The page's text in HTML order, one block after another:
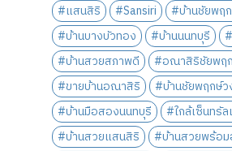
#แสนสิริ
#Sansiri
#บ้านชัยพฤ
#บ้านบางบัวทอง
#บ้านนนทบุรี
#บ้านสวยสภาพดี
#อณาสิริชัยพฤ
#ขายบ้านอณาสิริ
#บ้านชัยพฤกษ์
#บ้านมือสองนนทบุรี
#ใกล้เซ็นทรัล
#บ้านสวยแสนสิริ
#บ้านสวยพร้อ